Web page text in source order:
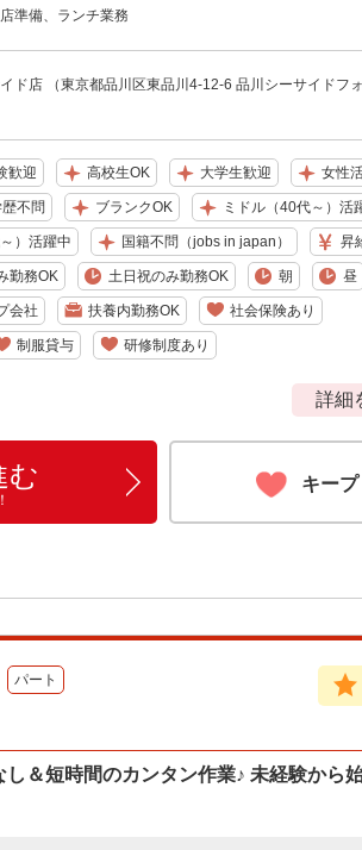
準備、ランチ業務
ド店 （東京都品川区東品川4-12-6 品川シーサイドフ
歓迎 高校生OK 大学生歓迎 女性
不問 ブランクOK ミドル（40代～）活
）活躍中 国籍不問（jobs in japan） 昇
勤務OK 土日祝のみ勤務OK 朝 昼
会社 扶養内勤務OK 社会保険あり
制服貸与 研修制度あり
詳細
む キープ
パート
＆短時間のカンタン作業♪ 未経験から